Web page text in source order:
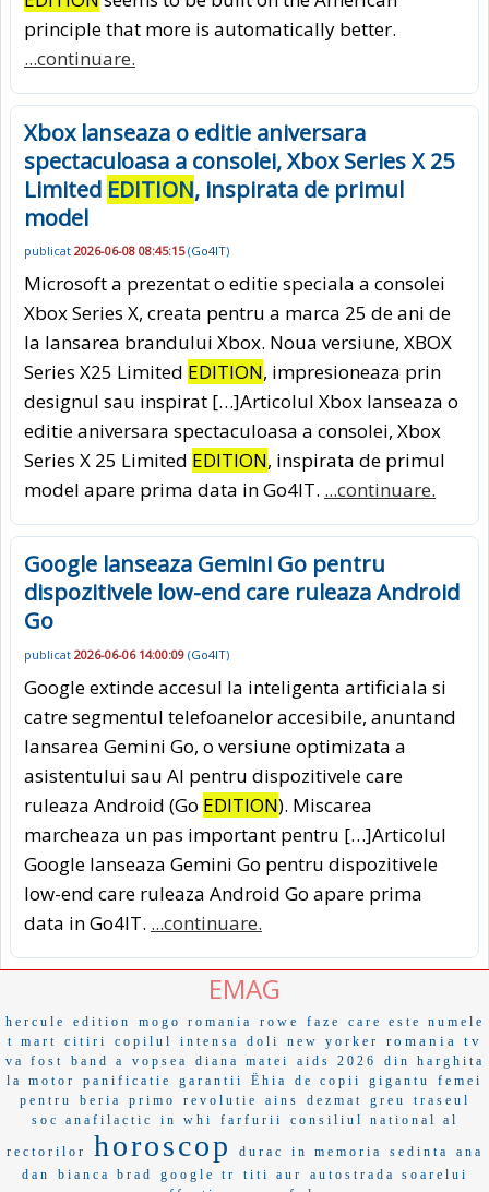
principle that more is automatically better.
...continuare.
Xbox lanseaza o editie aniversara
spectaculoasa a consolei, Xbox Series X 25
Limited EDITION, inspirata de primul
model
publicat 2026-06-08 08:45:15(Go4IT)
Microsoft a prezentat o editie speciala a consolei
Xbox Series X, creata pentru a marca 25 de ani de
la lansarea brandului Xbox. Noua versiune, XBOX
Series X25 Limited EDITION, impresioneaza prin
designul sau inspirat […]Articolul Xbox lanseaza o
editie aniversara spectaculoasa a consolei, Xbox
Series X 25 Limited EDITION, inspirata de primul
model apare prima data in Go4IT. ...continuare.
Google lanseaza Gemini Go pentru
dispozitivele low-end care ruleaza Android
Go
publicat 2026-06-06 14:00:09 (Go4IT)
Google extinde accesul la inteligenta artificiala si
catre segmentul telefoanelor accesibile, anuntand
lansarea Gemini Go, o versiune optimizata a
asistentului sau AI pentru dispozitivele care
ruleaza Android (Go EDITION). Miscarea
marcheaza un pas important pentru […]Articolul
Google lanseaza Gemini Go pentru dispozitivele
low-end care ruleaza Android Go apare prima
data in Go4IT. ...continuare.
EMAG
hercule edition mogo romania rowe faze
care este numele
t mart
citiri copilul intensa doli new yorker romania tv
va fost band a vopsea diana matei aids 2026
din harghita
la motor
panificatie garantii Ëhia de copii gigantu
femei
pentru
beria primo revolutie ains dezmat greu
traseul
soc anafilactic
in whi farfurii consiliul national al
rectorilor horoscop durac in memoria sedinta
ana
dan
bianca brad google tr titi aur
autostrada soarelui